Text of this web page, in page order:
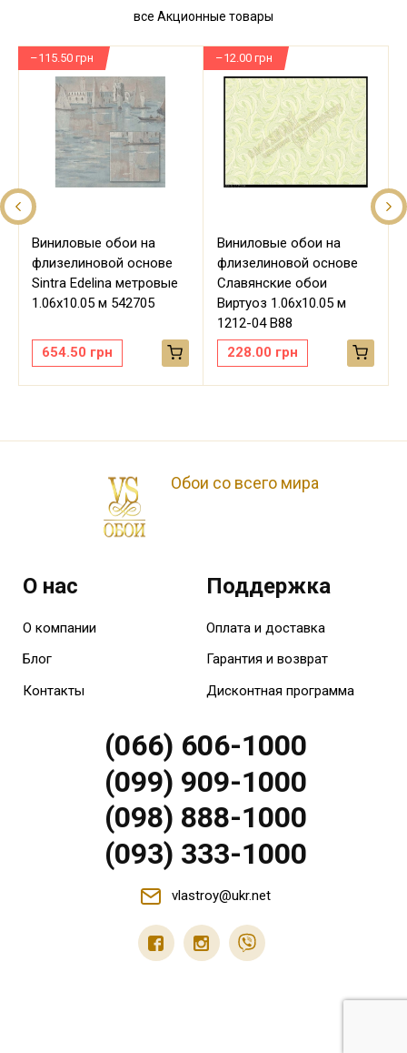
все Акционные товары
Виниловые обои на
флизелиновой основе
Sintra Edelina метровые
1.06х10.05 м 542705
654.50 грн
–115.50 грн
Виниловые обои на
флизелиновой основе
Славянские обои
Виртуоз 1.06х10.05 м
1212-04 В88
228.00 грн
–12.00 грн
Обои со всего мира
О нас
О компании
Блог
Контакты
Поддержка
Оплата и доставка
Гарантия и возврат
Дисконтная программа
(066) 606-1000
(099) 909-1000
(098) 888-1000
(093) 333-1000
vlastroy@ukr.net